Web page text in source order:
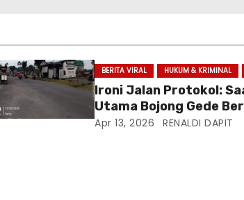
BERITA VIRAL HUKUM & KRIMINAL
Ironi Jalan Protokol:
Utama Bojong Gede
Jadi Garasi Bus AKAP
Apr 13, 2026 RENALDI DAPIT